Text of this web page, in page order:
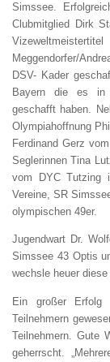
Simssee.
Clubmitglied Dirk
Meggendorfer/
DSV- Kader
Bayern die es in
geschafft haben.
Olympiahoffnung
Ferdinand Gerz
Seglerinnen Tina
vom DYC Tutzing
Vereine, SR
olympischen 49er.
Jugendwart Dr.
Simssee 43 Optis
wechsle heuer
Ein großer
Teilnehmern
Teilnehmern. Gute
geherrscht.